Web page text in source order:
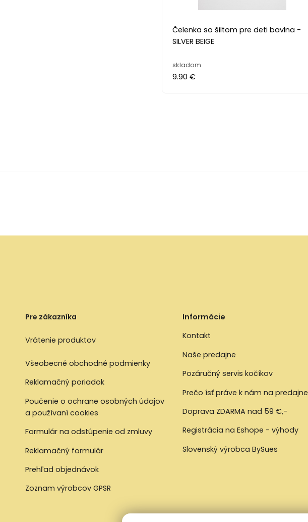
Čelenka so šiltom pre deti bavlna -
SILVER BEIGE
skladom
9.90 €
Pre zákazníka
Vrátenie produktov
Všeobecné obchodné podmienky
Reklamačný poriadok
Poučenie o ochrane osobných údajov
a používaní cookies
Formulár na odstúpenie od zmluvy
Reklamačný formulár
Prehľad objednávok
Zoznam výrobcov GPSR
Informácie
Kontakt
Naše predajne
Pozáručný servis kočíkov
Prečo ísť práve k nám na predajne
Doprava ZDARMA nad 59 €,-
Registrácia na Eshope - výhody
Slovenský výrobca BySues